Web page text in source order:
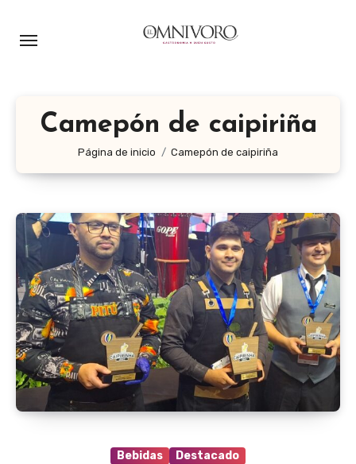
Camepón de caipiriña
Página de inicio Camepón de caipiriña
Bebidas Destacado